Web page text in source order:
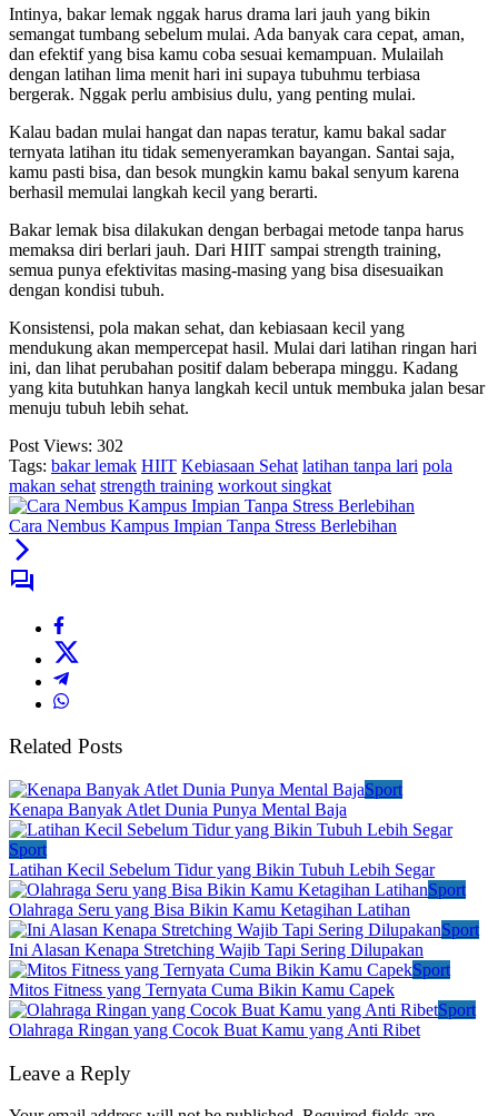
Intinya, bakar lemak nggak harus drama lari jauh yang bikin
semangat tumbang sebelum mulai. Ada banyak cara cepat, aman,
dan efektif yang bisa kamu coba sesuai kemampuan. Mulailah
dengan latihan lima menit hari ini supaya tubuhmu terbiasa
bergerak. Nggak perlu ambisius dulu, yang penting mulai.
Kalau badan mulai hangat dan napas teratur, kamu bakal sadar
ternyata latihan itu tidak semenyeramkan bayangan. Santai saja,
kamu pasti bisa, dan besok mungkin kamu bakal senyum karena
berhasil memulai langkah kecil yang berarti.
Bakar lemak bisa dilakukan dengan berbagai metode tanpa harus
memaksa diri berlari jauh. Dari HIIT sampai strength training,
semua punya efektivitas masing-masing yang bisa disesuaikan
dengan kondisi tubuh.
Konsistensi, pola makan sehat, dan kebiasaan kecil yang
mendukung akan mempercepat hasil. Mulai dari latihan ringan hari
ini, dan lihat perubahan positif dalam beberapa minggu. Kadang
yang kita butuhkan hanya langkah kecil untuk membuka jalan besar
menuju tubuh lebih sehat.
Post Views: 302
Tags: bakar lemak HIIT Kebiasaan Sehat latihan tanpa lari pola
makan sehat strength training workout singkat
Cara Nembus Kampus Impian Tanpa Stress Berlebihan
Related Posts
Sport
Kenapa Banyak Atlet Dunia Punya Mental Baja
Sport
Latihan Kecil Sebelum Tidur yang Bikin Tubuh Lebih Segar
Sport
Olahraga Seru yang Bisa Bikin Kamu Ketagihan Latihan
Sport
Ini Alasan Kenapa Stretching Wajib Tapi Sering Dilupakan
Sport
Mitos Fitness yang Ternyata Cuma Bikin Kamu Capek
Sport
Olahraga Ringan yang Cocok Buat Kamu yang Anti Ribet
Leave a Reply